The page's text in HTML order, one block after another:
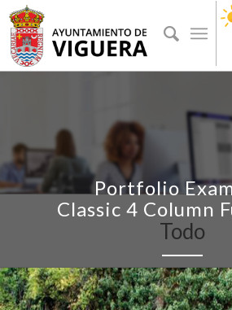
Portfolio
Classic 4 Column
Hey there! We are Enfold and we
Todo